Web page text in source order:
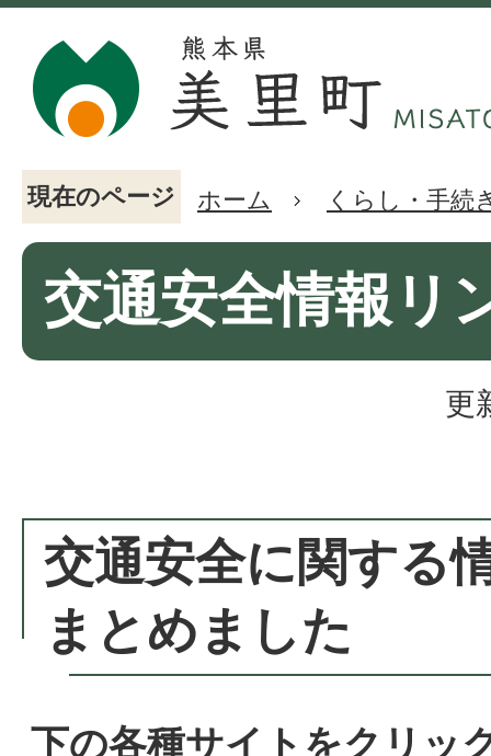
現在のページ ホーム くらし・手続
交通安全情報リ
更
交通安全に関する
まとめました
下の各種サイトをクリッ